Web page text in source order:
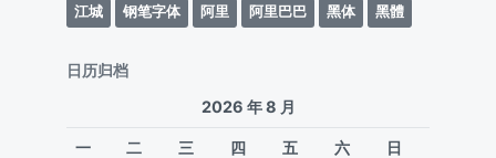
江城
钢笔字体 阿里 阿里巴巴 黑体 黑體
日历归档
2026 年 8 月
一 二 三 四 五 六 日